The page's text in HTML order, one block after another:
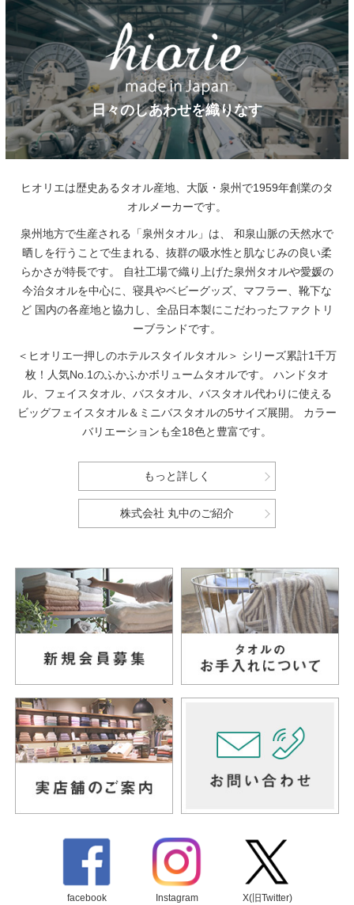
日々のしあわせを織りなす
ヒオリエは歴史あるタオル産地、大阪・泉州で1959年創業のタ
オルメーカーです。
泉州地方で生産される「泉州タオル」は、
和泉山脈の天然水で
晒しを行うことで生まれる、抜群の吸水性と肌なじみの良い柔
らかさが特長です。
自社工場で織り上げた泉州タオルや愛媛の
今治タオルを中心に、寝具やベビーグッズ、マフラー、靴下な
ど 国内の各産地と協力し、全品日本製にこだわったファクトリ
ーブランドです。
＜ヒオリエ一押しのホテルスタイルタオル＞ シリーズ累計1千万
枚！人気No.1のふかふかボリュームタオルです。
ハンドタオ
ル、フェイスタオル、バスタオル、バスタオル代わりに使える
ビッグフェイスタオル＆ミニバスタオルの5サイズ展開。
カラー
バリエーションも全18色と豊富です。
もっと詳しく
株式会社 丸中のご紹介
facebook Instagram X(旧Twitter)